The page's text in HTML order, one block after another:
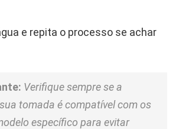
e repita o processo se achar
Verifique sempre se a
tomada é compatível com os
específico para evitar